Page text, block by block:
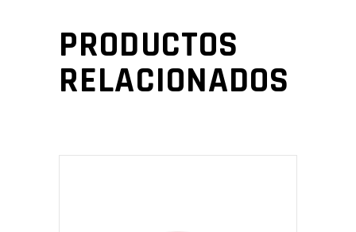
PRODUCTOS
RELACIONADOS